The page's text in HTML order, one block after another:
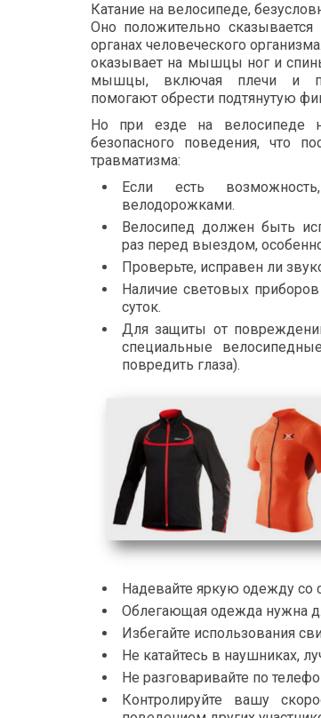
Катание на велосипеде,
Оно положительно
органах человеческого
оказывает на мышцы ног и
мышцы, включая плечи и
помогают обрести подтянутую
Но при езде на велосипеде
безопасного поведения, что
травматизма:
Если есть
велодорожками.
Велосипед должен быть
раз перед выездом,
Проверьте, исправен ли
Наличие световых
суток.
Для защиты от
специальные
повредить глаза).
Надевайте яркую одежду со
Облегающая одежда нужна
Избегайте использования
Не катайтесь в наушниках,
Не разговаривайте по
Контролируйте вашу